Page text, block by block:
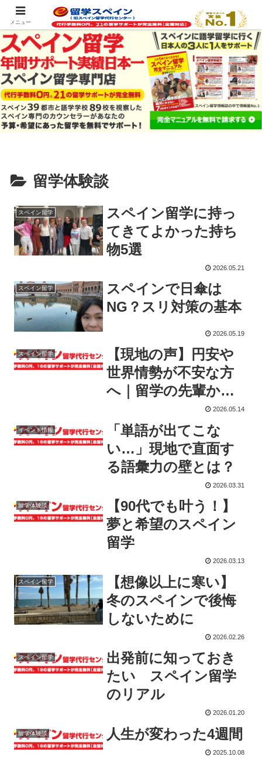
スペイン留学の最新情報をお届けします
留学体験談
スペイン留学
スペイン留学に持っ
てきてよかった持ち
物5選
2026.05.21
スペイン留学
スペインで日傘は
NG？スリ対策の基本
2026.05.19
スペイン留学
【現地の声】円安や
世界情勢が不安な方
へ｜留学の先輩から
2026.05.14
イベント情報
「単語が出てこな
い…」現地で直面す
る語彙力の壁とは？
2026.03.31
留学体験談
【90代でも叶う！】
夢と希望のスペイン
留学
2026.03.13
スペイン留学
【想像以上に寒い】
冬のスペインで後悔
しないために
2026.02.26
スペイン留学
出発前に知っておき
たい スペイン留学
のリアル
2026.01.20
留学体験談 人生が変わった4週間
2025.10.08
メニュー